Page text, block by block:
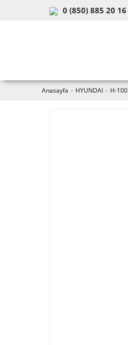
0 (850) 885 20 16
Anasayfa HYUNDAI H-100